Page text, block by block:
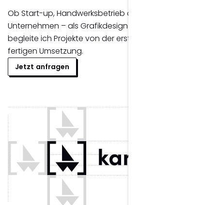
Ob Start-up, Handwerksbetrieb oder etabliertes
Unternehmen – als Grafikdesigner für Vorarlberg
begleite ich Projekte von der ersten Idee bis zur
fertigen Umsetzung.
Jetzt anfragen